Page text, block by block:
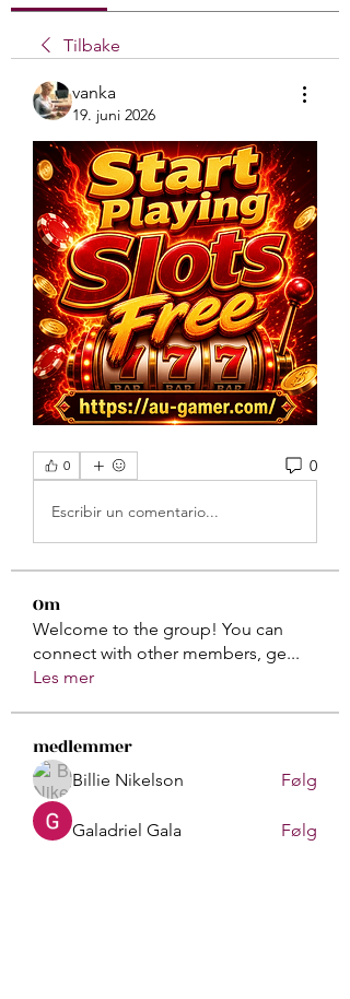
Tilbake
vanka
19. juni 2026
0 0
Escribir un comentario...
Om
Welcome to the group! You can
connect with other members, ge...
Les mer
medlemmer
Billie Nikelson Følg
Galadriel Gala Følg